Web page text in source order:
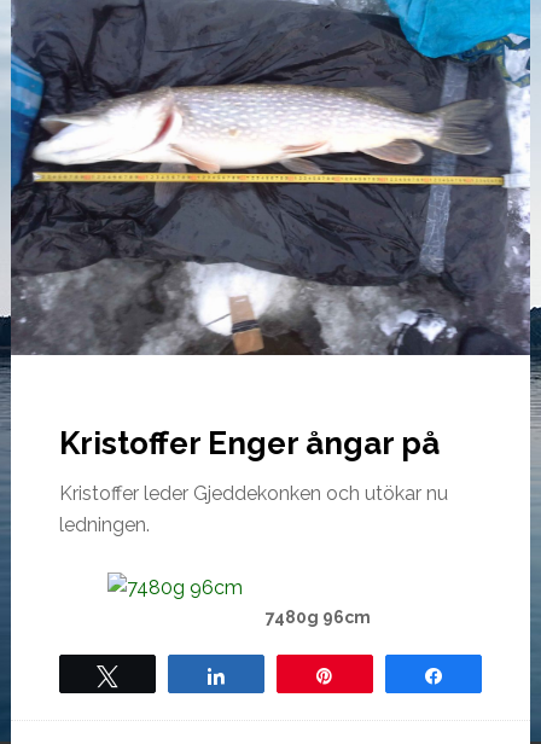
Kristoffer Enger ångar på
Kristoffer leder Gjeddekonken och utökar nu
ledningen.
7480g 96cm